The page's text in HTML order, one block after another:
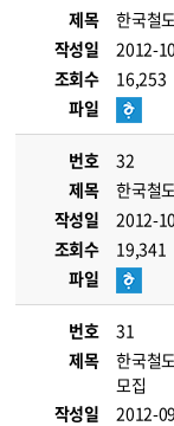
제목
한국철
작성일
2012-
조회수
16,253
파일
번호
32
제목
한국철
작성일
2012-
조회수
19,341
파일
번호
31
제목
한국철
모집
작성일
2012-